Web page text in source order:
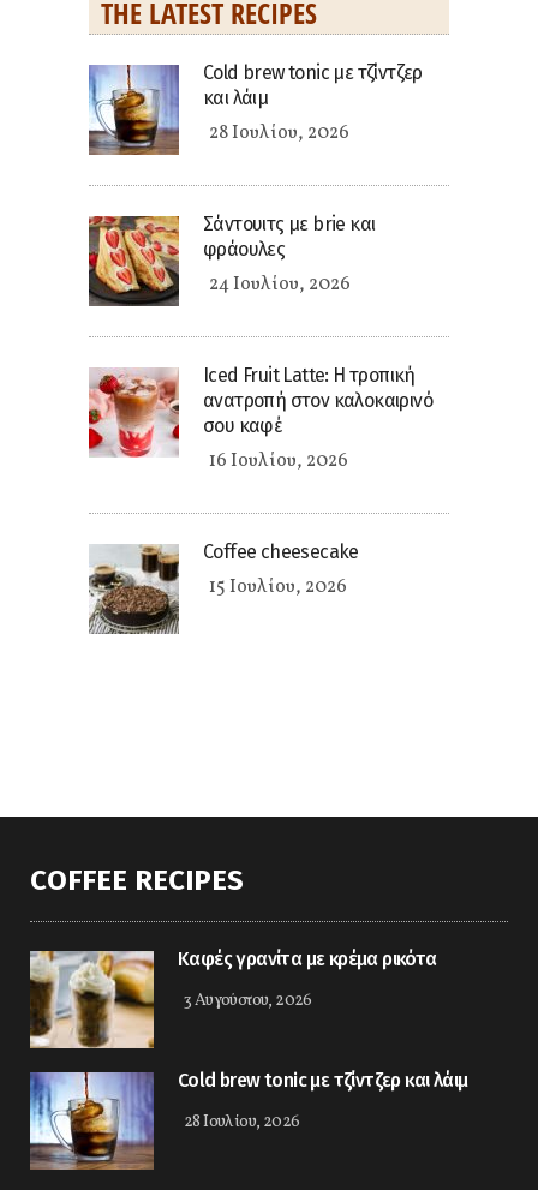
THE LATEST RECIPES
Cold brew tonic με τζίντζερ
και λάιμ
28 Ιουλίου, 2026
Σάντουιτς με brie και
φράουλες
24 Ιουλίου, 2026
Iced Fruit Latte: Η τροπική
ανατροπή στον καλοκαιρινό
σου καφέ
16 Ιουλίου, 2026
Coffee cheesecake
15 Ιουλίου, 2026
COFFEE RECIPES
Καφές γρανίτα με κρέμα ρικότα
3 Αυγούστου, 2026
Cold brew tonic με τζίντζερ και λάιμ
28 Ιουλίου, 2026